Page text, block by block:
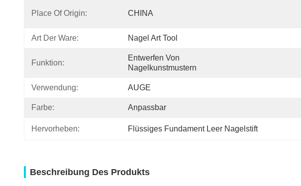
Place Of Origin: CHINA
Art Der Ware: Nagel Art Tool
Funktion:
Entwerfen Von
Nagelkunstmustern
Verwendung: AUGE
Farbe: Anpassbar
Hervorheben: Flüssiges Fundament Leer Nagelstift
Beschreibung Des Produkts